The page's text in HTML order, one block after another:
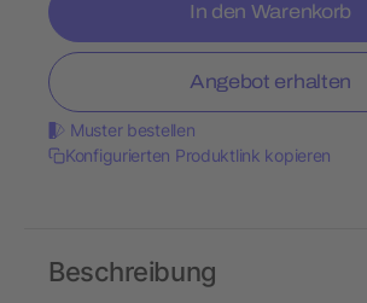
In den Warenkorb
Angebot erhalten
Muster bestellen
Konfigurierten Produktlink kopieren
Beschreibung